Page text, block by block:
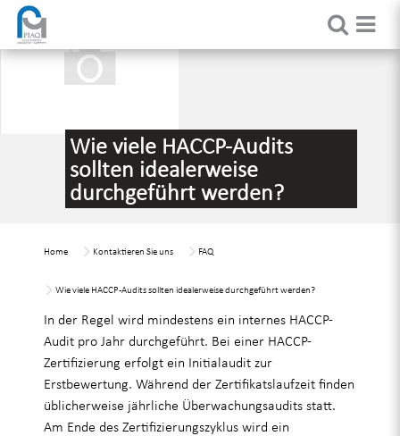
Wie viele HACCP-Audits
sollten idealerweise
durchgeführt werden?
Home Kontaktieren Sie uns FAQ
Wie viele HACCP-Audits sollten idealerweise durchgeführt werden?
In der Regel wird mindestens ein internes HACCP-
Audit pro Jahr durchgeführt. Bei einer HACCP-
Zertifizierung erfolgt ein Initialaudit zur
Erstbewertung. Während der Zertifikatslaufzeit finden
üblicherweise jährliche Überwachungsaudits statt.
Am Ende des Zertifizierungszyklus wird ein